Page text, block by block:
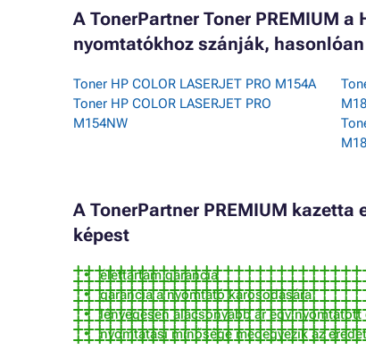
A TonerPartner Toner PREMIUM
nyomtatókhoz szánják,
Toner HP COLOR LASERJET PRO M154A
Toner HP COLOR LASERJET PRO
M154NW
A TonerPartner PREMIUM
képest
élettartam garancia
garancia a nyomtató károsodására
lényegesen alacsonyabb ár egy nyomtatott
nyomtatási minősége megegyezik az